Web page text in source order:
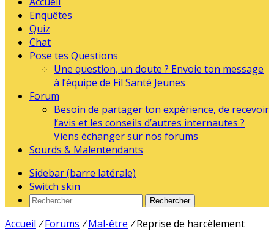
Enquêtes
Quiz
Chat
Pose tes Questions
Une question, un doute ? Envoie ton message
à l’équipe de Fil Santé Jeunes
Forum
Besoin de partager ton expérience, de recevoir
l’avis et les conseils d’autres internautes ?
Viens échanger sur nos forums
Sourds & Malentendants
Sidebar (barre latérale)
Switch skin
Rechercher
Accueil / Forums / Mal-être / Reprise de harcèlement